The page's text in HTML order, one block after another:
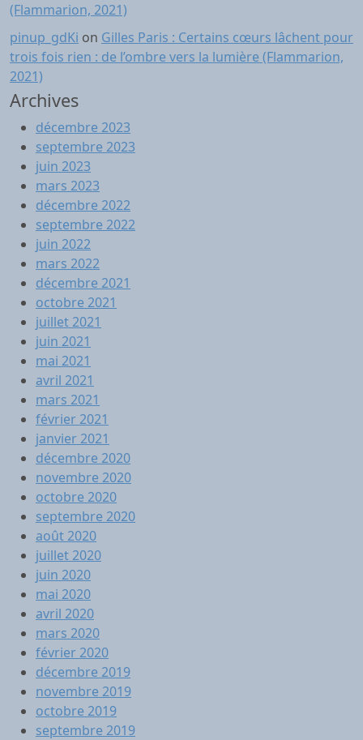
(Flammarion, 2021)
pinup_gdKi on Gilles Paris : Certains cœurs lâchent pour
trois fois rien : de l’ombre vers la lumière (Flammarion,
2021)
Archives
décembre 2023
septembre 2023
juin 2023
mars 2023
décembre 2022
septembre 2022
juin 2022
mars 2022
décembre 2021
octobre 2021
juillet 2021
juin 2021
mai 2021
avril 2021
mars 2021
février 2021
janvier 2021
décembre 2020
novembre 2020
octobre 2020
septembre 2020
août 2020
juillet 2020
juin 2020
mai 2020
avril 2020
mars 2020
février 2020
décembre 2019
novembre 2019
octobre 2019
septembre 2019